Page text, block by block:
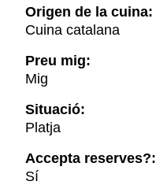
Origen de la cuina:
Cuina catalana
Preu mig:
Mig
Situació:
Platja
Accepta reserves?:
Sí